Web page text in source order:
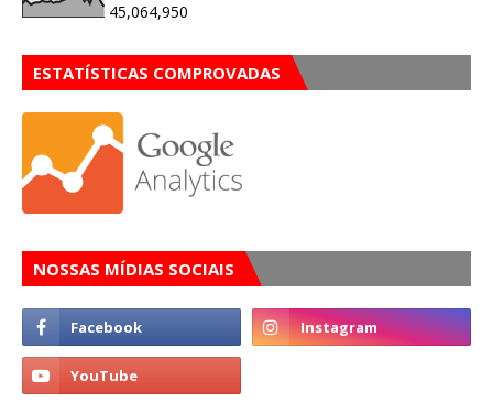
45,064,950
ESTATÍSTICAS COMPROVADAS
NOSSAS MÍDIAS SOCIAIS